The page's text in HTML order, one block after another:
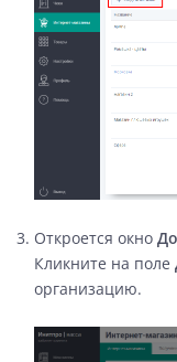
Откроется окно
Кликните на поле
организацию.